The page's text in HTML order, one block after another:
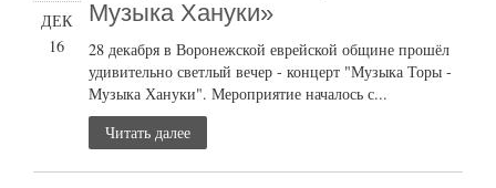
ДЕК
16
Музыка Хануки»
28 декабря в Воронежской еврейской общине прошёл
удивительно светлый вечер - концерт "Музыка Торы -
Музыка Хануки". Мероприятие началось с...
Читать далее